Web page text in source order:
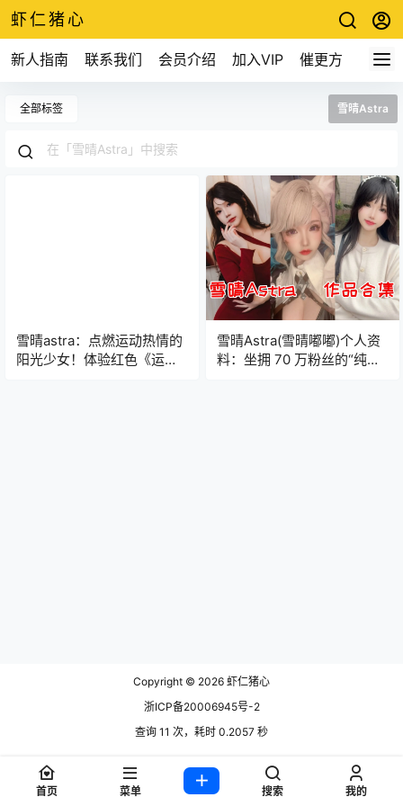
虾仁猪心
新人指南 联系我们 会员介绍 加入VIP 催更方式
全部标签 雪晴Astra
雪晴astra：点燃运动热情的
阳光少女！体验红色《运动
雪晴Astra(雪晴嘟嘟)个人资
料：坐拥 70 万粉丝的“纯欲
Copyright © 2026 虾仁猪心
浙ICP备20006945号-2
查询 11 次，耗时 0.2057 秒
首页 菜单 搜索 我的